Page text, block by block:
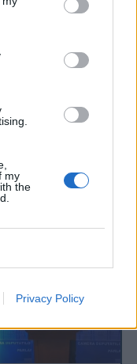
my
the
Privacy Policy
feljelentése